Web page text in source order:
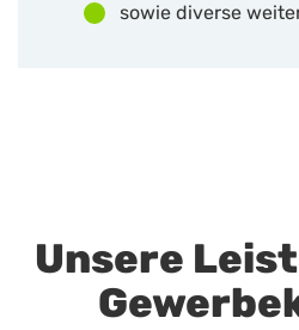
sowie diverse
Unsere